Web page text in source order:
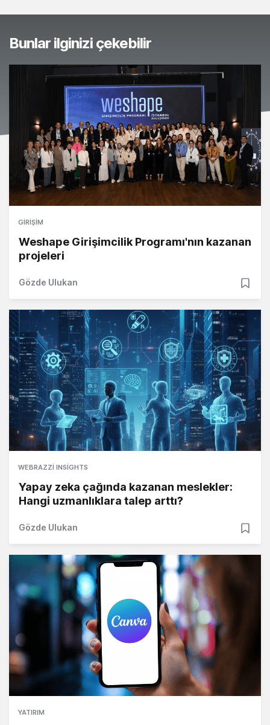
Bunlar ilginizi çekebilir
GIRIŞIM
Weshape Girişimcilik Programı'nın kazanan
projeleri
Gözde Ulukan
WEBRAZZI INSIGHTS
Yapay zeka çağında kazanan meslekler:
Hangi uzmanlıklara talep arttı?
Gözde Ulukan
YATIRIM